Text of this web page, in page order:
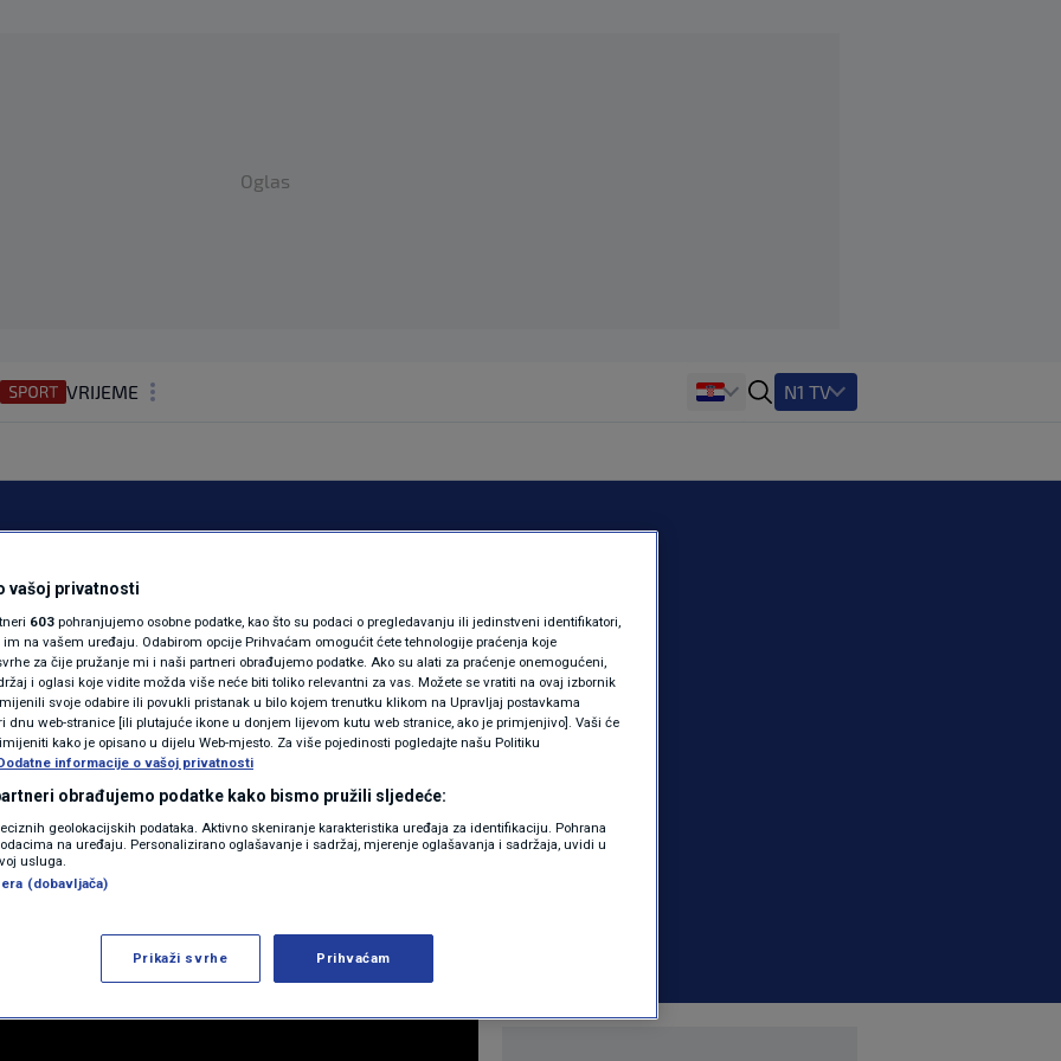
Oglas
VRIJEME
REGIJA
MAGAZIN
KOLUMNE
N1(DIS)INFO
KLIMATSKE PROMJENE
FOTO
VIDEO
N1 TV
za nova
ćete imati
je samo kada"
VIJESTI | 3 komentara
Više
vašoj privatnosti
603 pohranjujemo osobne podatke, kao što su podaci o pregledavanju ili jedinstveni identifikatori,
na vašem uređaju. Odabirom opcije Prihvaćam omogućit ćete tehnologije praćenja koje
za čije pružanje mi i naši partneri obrađujemo podatke. Ako su alati za praćenje onemogućeni,
i oglasi koje vidite možda više neće biti toliko relevantni za vas. Možete se vratiti na ovaj izbornik
svoje odabire ili povukli pristanak u bilo kojem trenutku klikom na Upravljaj postavkama
dnu web-stranice [ili plutajuće ikone u donjem lijevom kutu web stranice, ako je primjenjivo]. Vaši će
kako je opisano u dijelu Web-mjesto. Za više pojedinosti pogledajte našu Politiku
informacije o vašoj privatnosti
obrađujemo podatke kako bismo pružili sljedeće:
geolokacijskih podataka. Aktivno skeniranje karakteristika uređaja za identifikaciju. Pohrana
na uređaju. Personalizirano oglašavanje i sadržaj, mjerenje oglašavanja i sadržaja, uvidi u
usluga.
(dobavljača)
Prikaži svrhe Prihvaćam